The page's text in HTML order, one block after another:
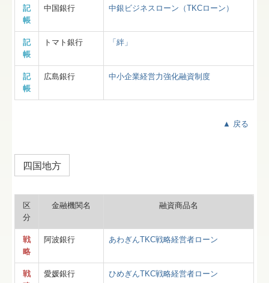
記
帳
中国銀行 中銀ビジネスローン（TKCローン）
記
帳
トマト銀行 「絆」
記
帳
広島銀行 中小企業経営力強化融資制度
▲ 戻る
四国地方
区
分
金融機関名 融資商品名
戦
略
阿波銀行 あわぎんTKC戦略経営者ローン
戦
愛媛銀行 ひめぎんTKC戦略経営者ローン